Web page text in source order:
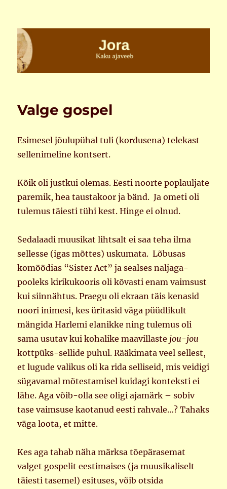
Jora
Valge gospel
Esimesel jõulupühal tuli (kordusena) telekast
sellenimeline kontsert.
Kõik oli justkui olemas. Eesti noorte poplauljate
paremik, hea taustakoor ja bänd. Ja ometi oli
tulemus täiesti tühi kest. Hinge ei olnud.
Sedalaadi muusikat lihtsalt ei saa teha ilma
sellesse (igas mõttes) uskumata. Lõbusas
komöödias “Sister Act” ja sealses naljaga-
pooleks kirikukooris oli kõvasti enam vaimsust
kui siinnähtus. Praegu oli ekraan täis kenasid
noori inimesi, kes üritasid väga püüdlikult
mängida Harlemi elanikke ning tulemus oli
sama usutav kui kohalike maavillaste jou-jou
kottpüks-sellide puhul. Rääkimata veel sellest,
et lugude valikus oli ka rida selliseid, mis veidigi
sügavamal mõtestamisel kuidagi konteksti ei
lähe. Aga võib-olla see oligi ajamärk – sobiv
tase vaimsuse kaotanud eesti rahvale…? Tahaks
väga loota, et mitte.
Kes aga tahab näha märksa tõepärasemat
valget gospelit eestimaises (ja muusikaliselt
täiesti tasemel) esituses, võib otsida